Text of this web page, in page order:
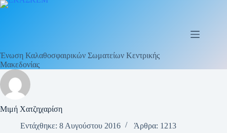
Μετάβαση
Ένωση Καλαθοσφαιρικών Σωματείων Κεντρικής
Μακεδονίας
Μιμή Χατζηχαρίση
Εντάχθηκε: 8 Αυγούστου 2016
Άρθρα: 1213